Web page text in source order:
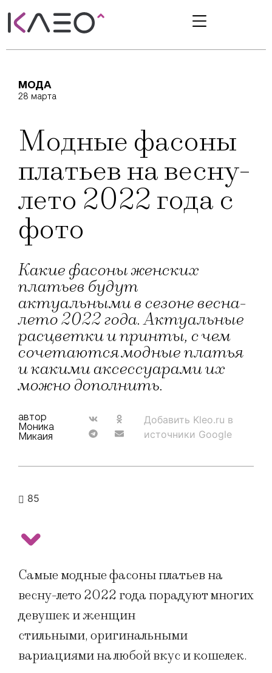
МОДА
28 марта
Модные фасоны
платьев на весну-
лето 2022 года с
фото
Какие фасоны женских
платьев будут
актуальными в сезоне весна-
лето 2022 года. Актуальные
расцветки и принты, с чем
сочетаются модные платья
и какими аксессуарами их
можно дополнить.
автор
Моника
Микаия
Добавить Kleo.ru в
источники Google
85
Самые модные фасоны платьев на
весну-лето 2022 года порадуют многих
девушек и женщин
стильными, оригинальными
вариациями на любой вкус и кошелек.